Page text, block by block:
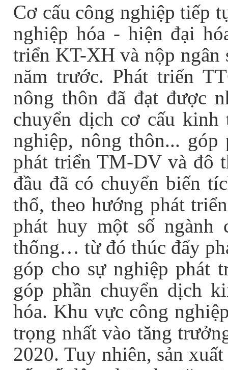
Cơ cấu công nghiệp tiếp
nghiệp hóa - hiện đại
triển KT-XH và nộp ngân
năm trước. Phát triển
nông thôn đã đạt được
chuyển dịch cơ cấu
nghiệp, nông thôn...
phát triển TM-DV và đô
đầu đã có chuyển biến
thổ, theo hướng phát
phát huy một số ngành
thống… từ đó thúc đẩy
góp cho sự nghiệp phát
góp phần chuyển dịch
hóa. Khu vực công
trọng nhất vào tăng
2020. Tuy nhiên, sản